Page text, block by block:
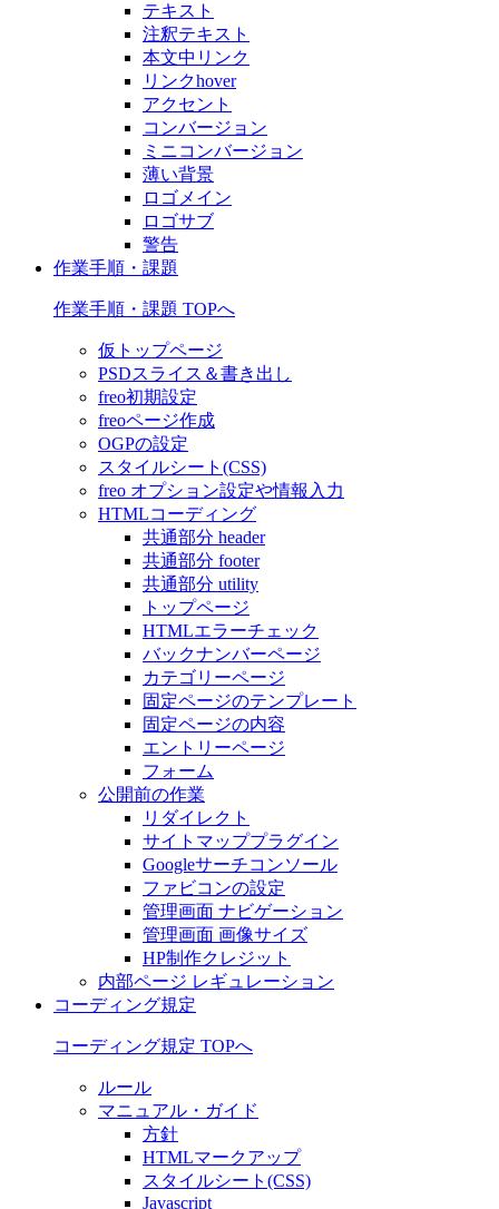
テキスト
注釈テキスト
本文中リンク
リンクhover
アクセント
コンバージョン
ミニコンバージョン
薄い背景
ロゴメイン
ロゴサブ
警告
作業手順・課題
作業手順・課題 TOPへ
仮トップページ
PSDスライス＆書き出し
freo初期設定
freoページ作成
OGPの設定
スタイルシート(CSS)
freo オプション設定や情報入力
HTMLコーディング
共通部分 header
共通部分 footer
共通部分 utility
トップページ
HTMLエラーチェック
バックナンバーページ
カテゴリーページ
固定ページのテンプレート
固定ページの内容
エントリーページ
フォーム
公開前の作業
リダイレクト
サイトマッププラグイン
Googleサーチコンソール
ファビコンの設定
管理画面 ナビゲーション
管理画面 画像サイズ
HP制作クレジット
内部ページ レギュレーション
コーディング規定
コーディング規定 TOPへ
ルール
マニュアル・ガイド
方針
HTMLマークアップ
スタイルシート(CSS)
Javascript